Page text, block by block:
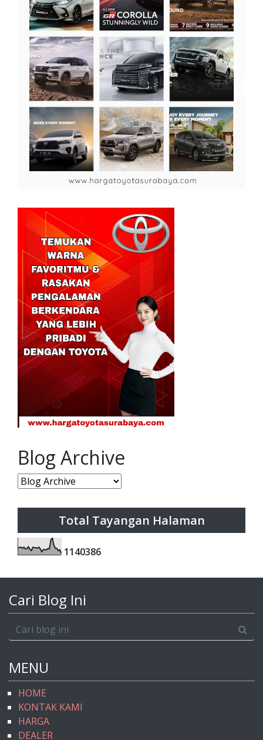
Blog Archive
Total Tayangan Halaman
1140386
Cari Blog Ini
MENU
HOME
KONTAK KAMI
HARGA
DEALER